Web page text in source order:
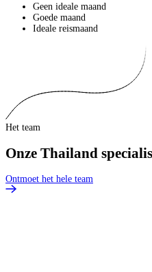
Geen ideale maand
Goede maand
Ideale reismaand
Het team
Onze Thailand
Ontmoet het hele team